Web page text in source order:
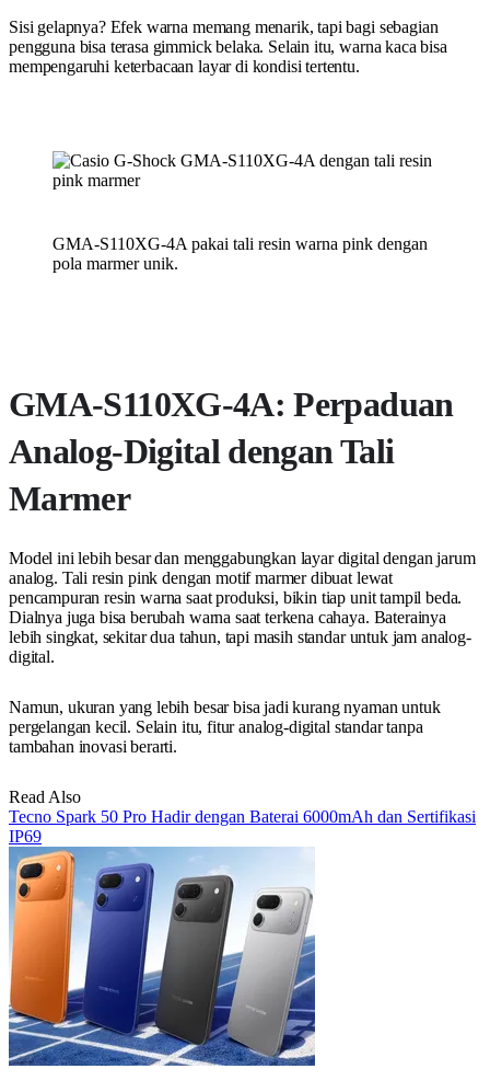
Sisi gelapnya? Efek warna memang menarik, tapi bagi sebagian
pengguna bisa terasa gimmick belaka. Selain itu, warna kaca bisa
mempengaruhi keterbacaan layar di kondisi tertentu.
GMA-S110XG-4A pakai tali resin warna pink dengan
pola marmer unik.
GMA-S110XG-4A: Perpaduan
Analog-Digital dengan Tali
Marmer
Model ini lebih besar dan menggabungkan layar digital dengan jarum
analog. Tali resin pink dengan motif marmer dibuat lewat
pencampuran resin warna saat produksi, bikin tiap unit tampil beda.
Dialnya juga bisa berubah warna saat terkena cahaya. Baterainya
lebih singkat, sekitar dua tahun, tapi masih standar untuk jam analog-
digital.
Namun, ukuran yang lebih besar bisa jadi kurang nyaman untuk
pergelangan kecil. Selain itu, fitur analog-digital standar tanpa
tambahan inovasi berarti.
Read Also
Tecno Spark 50 Pro Hadir dengan Baterai 6000mAh dan Sertifikasi
IP69